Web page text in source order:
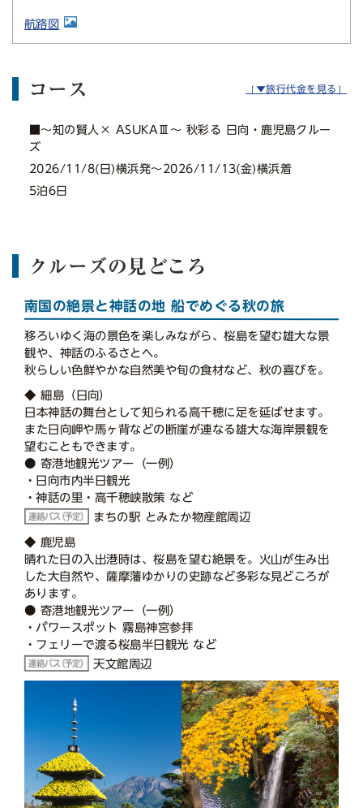
航路図
コース ［▼旅行代金を見る］
■〜知の賢人× ASUKAⅢ〜 秋彩る 日向・鹿児島クルー
ズ
2026/11/8(日)横浜発〜2026/11/13(金)横浜着
5泊6日
クルーズの見どころ
南国の絶景と神話の地 船でめぐる秋の旅
移ろいゆく海の景色を楽しみながら、桜島を望む雄大な景
観や、神話のふるさとへ。
秋らしい色鮮やかな自然美や旬の食材など、秋の喜びを。
◆ 細島（日向）
日本神話の舞台として知られる高千穂に足を延ばせます。
また日向岬や馬ヶ背などの断崖が連なる雄大な海岸景観を
望むこともできます。
● 寄港地観光ツアー（一例）
・日向市内半日観光
・神話の里・高千穂峡散策 など
まちの駅 とみたか物産館周辺
◆ 鹿児島
晴れた日の入出港時は、桜島を望む絶景を。火山が生み出
した大自然や、薩摩藩ゆかりの史跡など多彩な見どころが
あります。
● 寄港地観光ツアー（一例）
・パワースポット 霧島神宮参拝
・フェリーで渡る桜島半日観光 など
天文館周辺